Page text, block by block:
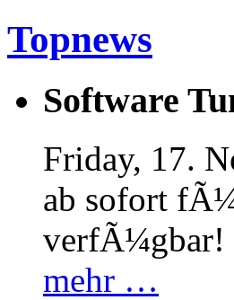
Topnews
Software
Friday, 17.
ab sofort
verfÃ¼gbar!
mehr …